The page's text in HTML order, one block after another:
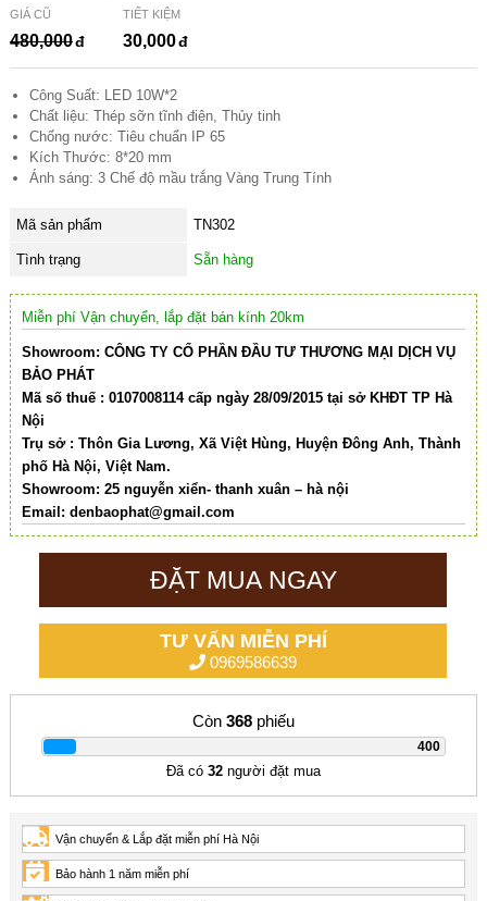
GIÁ CŨ
480,000
TIẾT KIỆM
30,000
Công Suất: LED 10W*2
Chất liệu: Thép sỡn tĩnh điện, Thủy tinh
Chống nước: Tiêu chuẩn IP 65
Kích Thước: 8*20 mm
Ánh sáng: 3 Chế độ mầu trắng Vàng Trung Tính
Mã sản phẩm TN302
Tình trạng Sẵn hàng
Miễn phí Vận chuyển, lắp đặt bán kính 20km
Showroom: CÔNG TY CỔ PHẦN ĐẦU TƯ THƯƠNG MẠI DỊCH VỤ
BẢO PHÁT
Mã số thuế : 0107008114 cấp ngày 28/09/2015 tại sở KHĐT TP Hà
Nội
Trụ sở : Thôn Gia Lương, Xã Việt Hùng, Huyện Đông Anh, Thành
phố Hà Nội, Việt Nam.
Showroom: 25 nguyễn xiển- thanh xuân – hà nội
Email: denbaophat@gmail.com
ĐẶT MUA NGAY
TƯ VẤN MIỄN PHÍ
0969586639
Còn 368phiếu
400
|
Đã có 32người đặt mua
Vận chuyển & Lắp đặt miễn phí Hà Nội
Bảo hành 1 năm miễn phí